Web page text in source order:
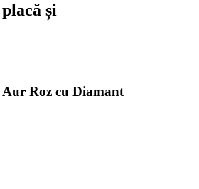
și
Roz cu Diamant